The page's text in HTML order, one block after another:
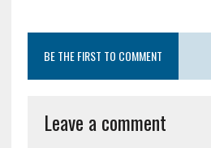
BE THE FIRST TO COMMENT
Leave a comment